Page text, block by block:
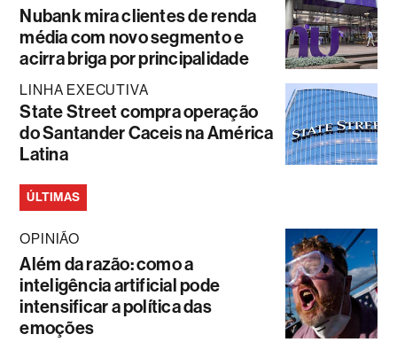
Nubank mira clientes de renda
média com novo segmento e
acirra briga por principalidade
LINHA EXECUTIVA
State Street compra operação
do Santander Caceis na América
Latina
ÚLTIMAS
OPINIÃO
Além da razão: como a
inteligência artificial pode
intensificar a política das
emoções